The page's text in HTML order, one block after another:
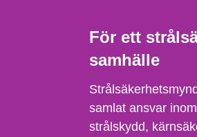
För ett
samhälle
samlat ansvar
strålskydd,